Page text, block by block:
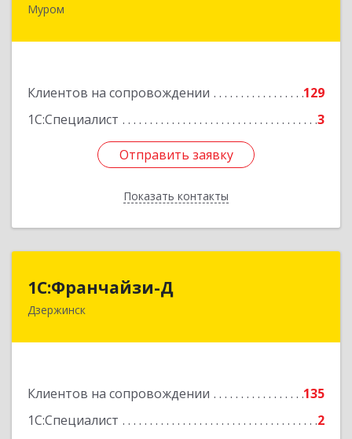
Муром
Клиентов на сопровождении
129
1С:Специалист
3
Отправить заявку
Показать контакты
Отправить заявку
Назад
1С:Франчайзи-Д
Дзержинск
Клиентов на сопровождении
135
1С:Специалист
2
606025, Нижегородская обл, Дзержинск г,